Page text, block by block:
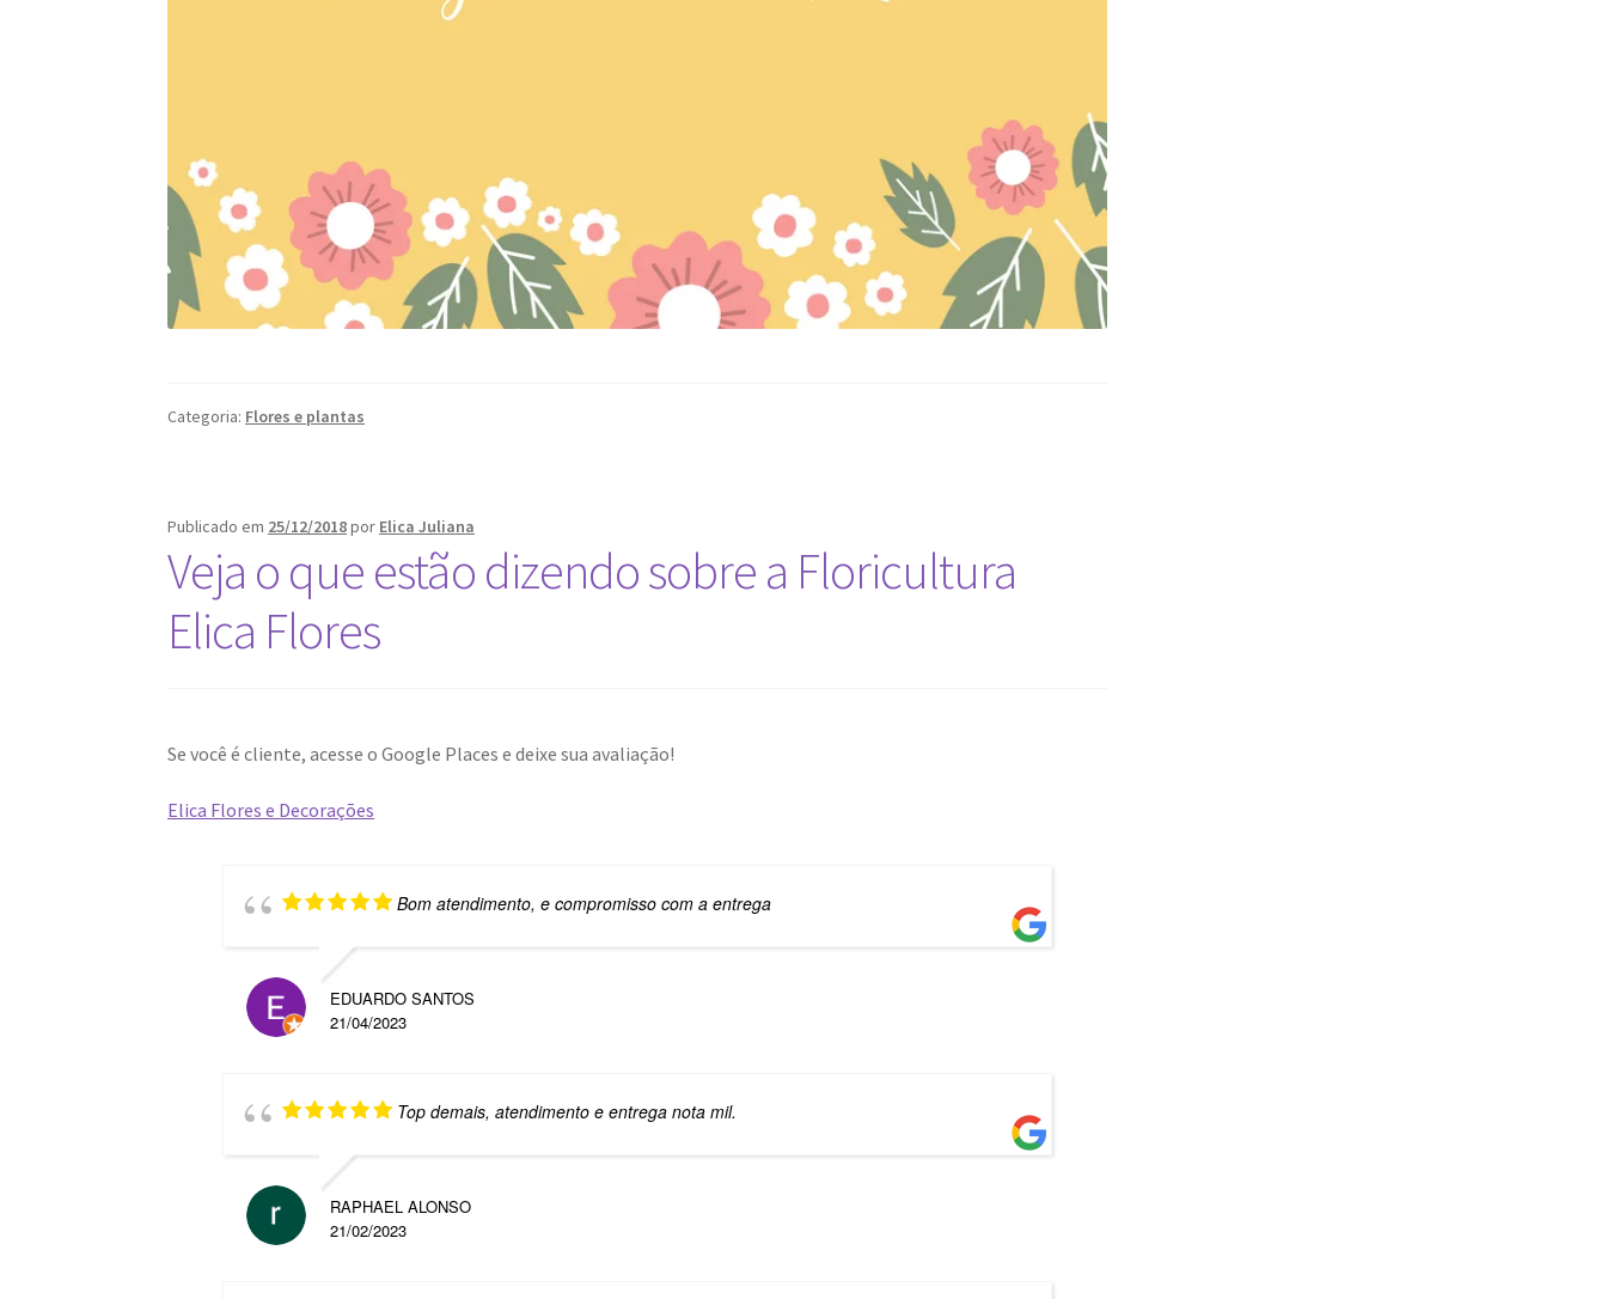
Categoria: Flores e plantas
Publicado em 25/12/2018por Elica Juliana
Veja o que estão dizendo sobre a Floricultura
Elica Flores
Se você é cliente, acesse o Google Places e deixe sua avaliação!
Elica Flores e Decorações
Bom atendimento, e compromisso com a entrega
EDUARDO SANTOS
21/04/2023
Top demais, atendimento e entrega nota mil.
RAPHAEL ALONSO
21/02/2023